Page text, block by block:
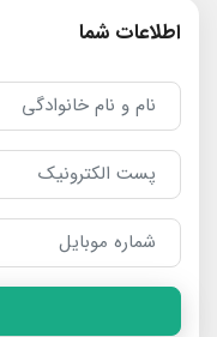
اطلاعات شما